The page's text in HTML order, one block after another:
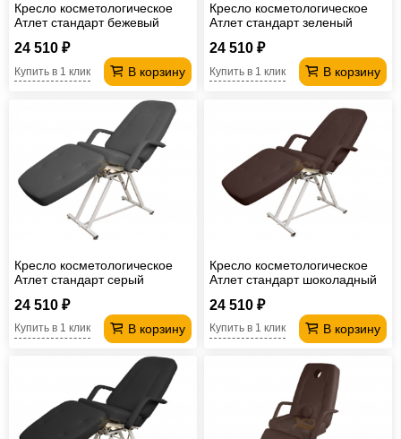
Кресло косметологическое
Атлет стандарт бежевый
24 510 ₽
В корзину
Купить в 1 клик
Кресло косметологическое
Атлет стандарт зеленый
24 510 ₽
В корзину
Купить в 1 клик
Кресло косметологическое
Атлет стандарт серый
24 510 ₽
В корзину
Купить в 1 клик
Кресло косметологическое
Атлет стандарт шоколадный
24 510 ₽
В корзину
Купить в 1 клик